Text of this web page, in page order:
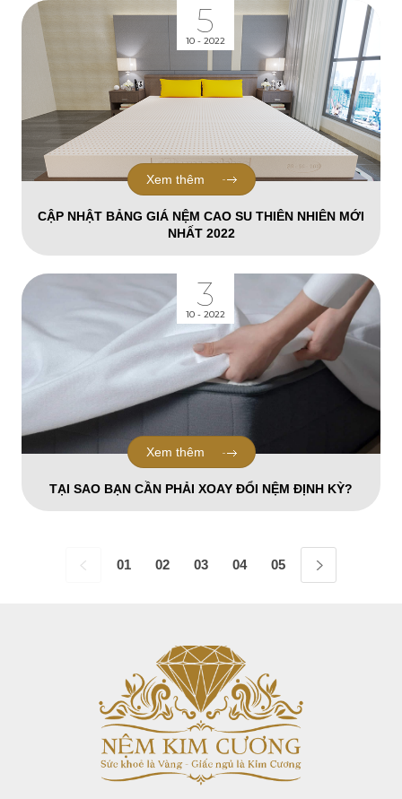
5
10 - 2022
CẬP NHẬT BẢNG GIÁ NỆM CAO SU THIÊN NHIÊN MỚI
NHẤT 2022
Xem thêm
3
10 - 2022
TẠI SAO BẠN CẦN PHẢI XOAY ĐỔI NỆM ĐỊNH KỲ?
Xem thêm
01 02 03 04 05 06